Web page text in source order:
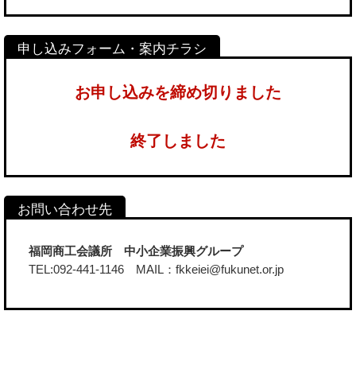
お申し込みを締め切りました
終了しました
福岡商工会議所 中小企業振興グループ
TEL:092-441-1146 MAIL：fkkeiei@fukunet.or.jp